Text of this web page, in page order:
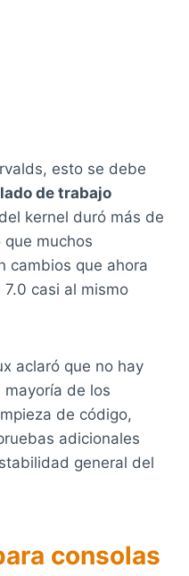
esto se debe
de trabajo
kernel duró más de
muchos
cambios que ahora
casi al mismo
aclaró que no hay
mayoría de los
de código,
adicionales
general del
consolas